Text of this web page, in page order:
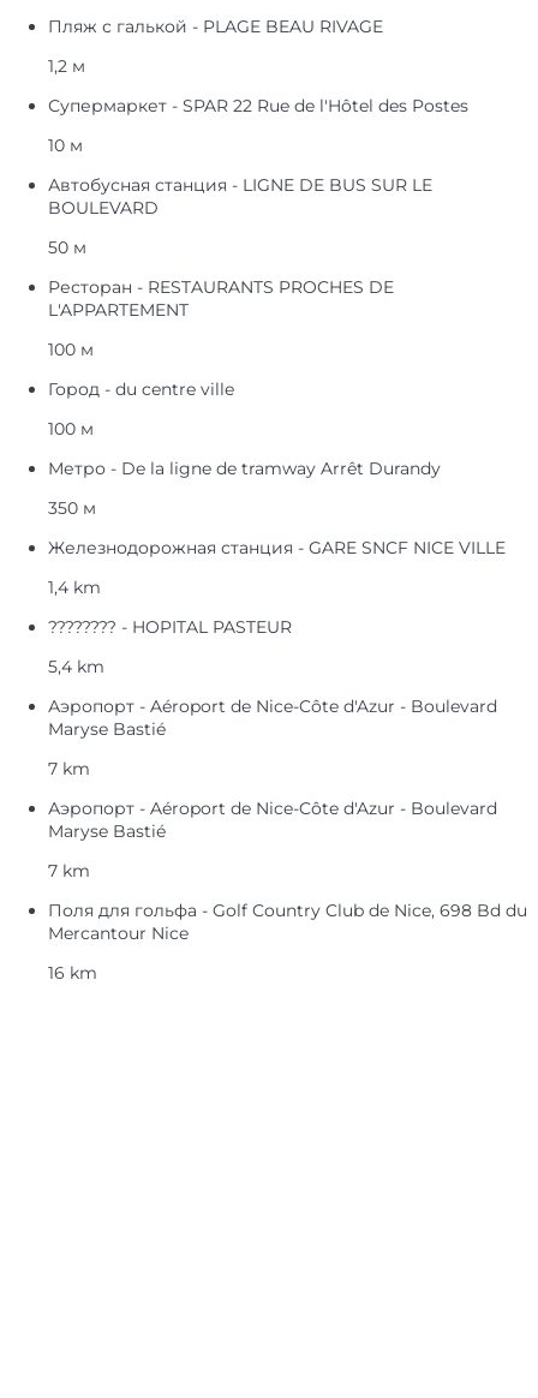
Пляж с галькой - PLAGE BEAU RIVAGE
1,2 м
Супермаркет - SPAR 22 Rue de l'Hôtel des Postes
10 м
Автобусная станция - LIGNE DE BUS SUR LE
BOULEVARD
50 м
Ресторан - RESTAURANTS PROCHES DE
L'APPARTEMENT
100 м
Город - du centre ville
100 м
Метро - De la ligne de tramway Arrêt Durandy
350 м
Железнодорожная станция - GARE SNCF NICE VILLE
1,4 km
???????? - HOPITAL PASTEUR
5,4 km
Аэропорт - Aéroport de Nice-Côte d'Azur - Boulevard
Maryse Bastié
7 km
Аэропорт - Aéroport de Nice-Côte d'Azur - Boulevard
Maryse Bastié
7 km
Поля для гольфа - Golf Country Club de Nice, 698 Bd du
Mercantour Nice
16 km